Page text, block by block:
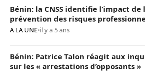
Bénin: la CNSS identifie l’impact de
prévention des risques
A LA UNE•il y a 5 ans
Bénin: Patrice Talon réagit aux
sur les « arrestations d’opposants »